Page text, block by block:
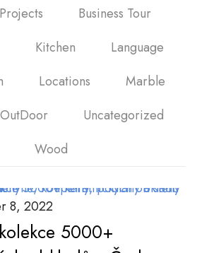
Business Tour
Kitchen
Language
Locations
Marble
OutDoor
Uncategorized
Wood
8, 2022
5000+